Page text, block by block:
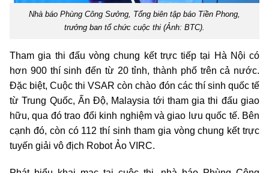
Nhà báo Phùng Công Sưởng, Tổng biên tập báo Tiền Phong,
trưởng ban tổ chức cuộc thi (Ảnh: BTC).
Tham gia thi đấu vòng chung kếttrực tiếp tại Hà Nội có
hơn 900thí sinh đến từ 20 tỉnh, thành phố trên cả nước.
Đặc biệt, Cuộc thi VSAR còn chào đón các thí sinh quốc tế
từ Trung Quốc, Ấn Độ, Malaysia tới tham gia thi đấu giao
hữu,qua đó trao đổi kinh nghiệm và giao lưu quốc tế. Bên
cạnh đó, còn có 112 thí sinh tham gia vòng chung kết trực
tuyến giải vô địch Robot Ảo VIRC.